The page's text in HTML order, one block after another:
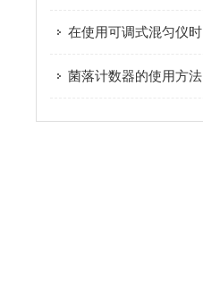
菌落计数器的使用方法